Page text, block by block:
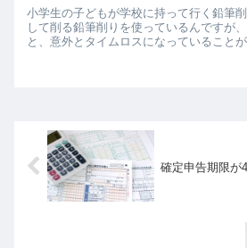
小学生の子どもが学校に持って行く鉛筆
して削る鉛筆削りを使っているんですが
と、意外とタイムロスになっていること
確定申告期限が